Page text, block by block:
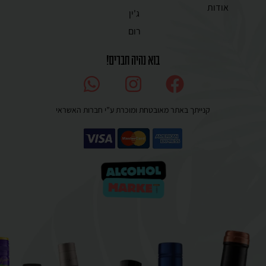
ג'ין
רום
אודות
בוא נהיה חברים!
קנייתך באתר מאובטחת ומוכרת ע”י חברות האשראי